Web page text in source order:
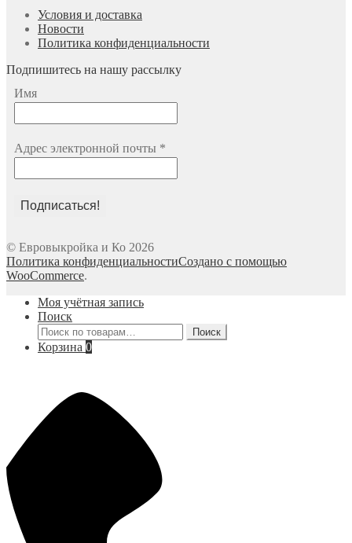
Условия и доставка
Новости
Политика конфиденциальности
Подпишитесь на нашу рассылку
Имя
Адрес электронной почты *
© Евровыкройка и Ко 2026
Политика конфиденциальностиСоздано с помощью
WooCommerce.
Моя учётная запись
Поиск
Искать:
Поиск
Корзина 0